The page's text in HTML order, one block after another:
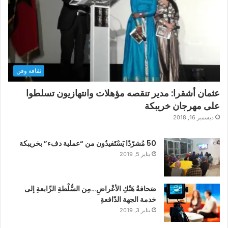
ثقافة وفن
عثمان أشقرا: مدير تنقصه مؤهلات وانتهازيون تسلطوا
على مهرجان خريبكة
ديسمبر 16, 2018
50 مُشرّدًا يَسْتَفيدُون من “عملية دفء” بخريبكة
يناير 5, 2019
صَحافةُ هَتْكِ الأعْراضِ…مِن السُّلْطةِ الرِّابعةِ إلى
خدمة الجهة الدّافعةِ
يناير 3, 2019